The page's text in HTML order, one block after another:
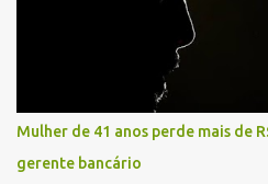
o Sistema Único de Saúde (SUS).
Federal tem ampliado
da atenção básica, da
regionalização dos serviços de
de demandas crescentes e recursos
principal missão da gestão pública
mas decidir melhor onde investir
Mulher de 41 anos perde mais de
gerente bancário